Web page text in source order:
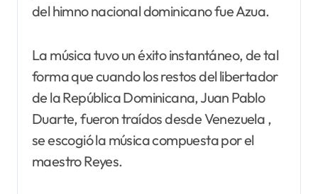
del himno nacional dominicano fue Azua.
La música tuvo un éxito instantáneo, de tal
forma que cuando los restos del libertador
de la República Dominicana, Juan Pablo
Duarte, fueron traídos desde Venezuela ,
se escogió la música compuesta por el
maestro Reyes.